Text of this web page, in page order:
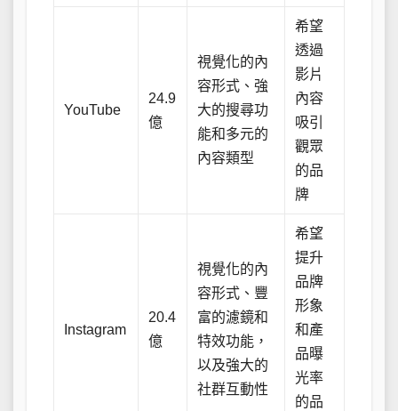
YouTube
24.9
億
視覺化的內
容形式、強
大的搜尋功
能和多元的
內容類型
希望
透過
影片
內容
吸引
觀眾
的品
牌
Instagram
20.4
億
視覺化的內
容形式、豐
富的濾鏡和
特效功能，
以及強大的
社群互動性
希望
提升
品牌
形象
和產
品曝
光率
的品